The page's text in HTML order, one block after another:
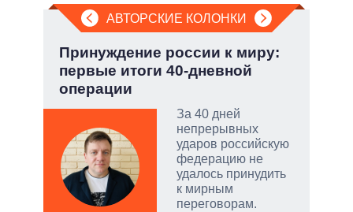
АВТОРСКИЕ КОЛОНКИ
Принуждение россии к миру:
первые итоги 40-дневной
операции
За 40 дней
непрерывных
ударов российскую
федерацию не
удалось принудить
к мирным
переговорам.